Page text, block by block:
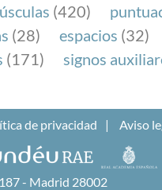
(420)
(28) espacios (32)
(171)
signos
de privacidad Aviso
- Madrid 28002